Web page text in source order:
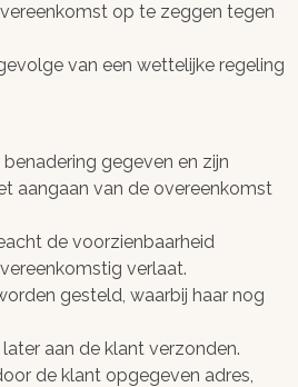
op te zeggen tegen
van een wettelijke regeling
gegeven en zijn
aangaan van de overeenkomst
de voorzienbaarheid
verlaat.
gesteld, waarbij haar nog
aan de klant verzonden.
de klant opgegeven adres,